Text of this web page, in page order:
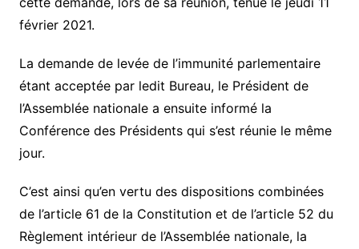
février 2021.
La demande de levée de l’immunité parlementaire
étant acceptée par ledit Bureau, le Président de
l’Assemblée nationale a ensuite informé la
Conférence des Présidents qui s’est réunie le même
jour.
C’est ainsi qu’en vertu des dispositions combinées
de l’article 61 de la Constitution et de l’article 52 du
Règlement intérieur de l’Assemblée nationale, la